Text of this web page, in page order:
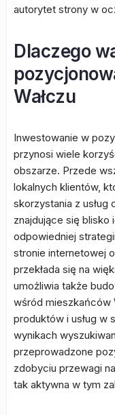
autorytet strony w
Dlaczego
Wałczu
Inwestowanie w
przynosi wiele
obszarze. Przede
lokalnych klientów,
skorzystania z
znajdujące się blisko
odpowiedniej
stronie internetowej
przekłada się na
umożliwia także
wśród mieszkańców
produktów i usług w
wynikach
przeprowadzone
zdobyciu przewagi
tak aktywna w tym